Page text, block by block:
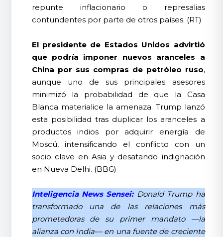
repunte inflacionario o represalias
contundentes por parte de otros países. (RT)
El presidente de Estados Unidos advirtió
que podría imponer nuevos aranceles a
China por sus compras de petróleo ruso,
aunque uno de sus principales asesores
minimizó la probabilidad de que la Casa
Blanca materialice la amenaza. Trump lanzó
esta posibilidad tras duplicar los aranceles a
productos indios por adquirir energía de
Moscú, intensificando el conflicto con un
socio clave en Asia y desatando indignación
en Nueva Delhi. (BBG)
Inteligencia News Sensei:Donald Trump ha
transformado una de las relaciones más
prometedoras de su primer mandato —la
alianza con India— en una fuente de creciente